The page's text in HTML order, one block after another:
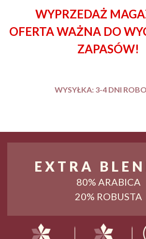
WYPRZEDAŻ
OFERTA WAŻNA DO
ZAPASÓW!
WYSYŁKA: 3-4 DNI
EXTRA
80% ARABICA
20% ROBUSTA